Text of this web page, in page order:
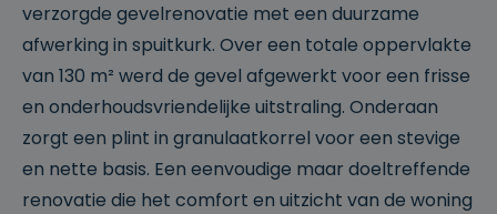
verzorgde gevelrenovatie met een duurzame
afwerking in spuitkurk. Over een totale oppervlakte
van 130 m² werd de gevel afgewerkt voor een frisse
en onderhoudsvriendelijke uitstraling. Onderaan
zorgt een plint in granulaatkorrel voor een stevige
en nette basis. Een eenvoudige maar doeltreffende
renovatie die het comfort en uitzicht van de woning